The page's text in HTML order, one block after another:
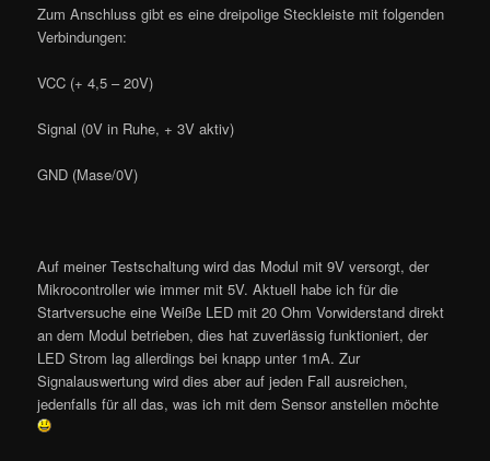
Zum Anschluss gibt es eine dreipolige Steckleiste mit folgenden
Verbindungen:
VCC (+ 4,5 – 20V)
Signal (0V in Ruhe, + 3V aktiv)
GND (Mase/0V)
Auf meiner Testschaltung wird das Modul mit 9V versorgt, der
Mikrocontroller wie immer mit 5V. Aktuell habe ich für die
Startversuche eine Weiße LED mit 20 Ohm Vorwiderstand direkt
an dem Modul betrieben, dies hat zuverlässig funktioniert, der
LED Strom lag allerdings bei knapp unter 1mA. Zur
Signalauswertung wird dies aber auf jeden Fall ausreichen,
jedenfalls für all das, was ich mit dem Sensor anstellen möchte